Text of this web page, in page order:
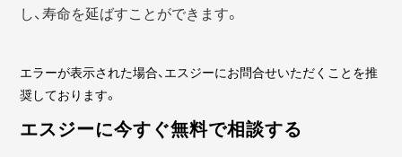
し、寿命を延ばすことができます。
エラーが表示された場合、エスジーにお問合せいただくことを推
奨しております。
エスジーに今すぐ無料で相談する